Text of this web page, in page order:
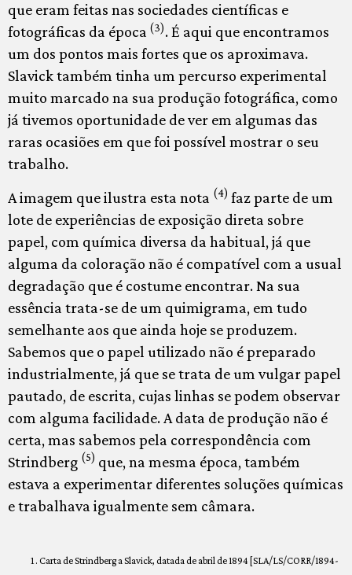
que eram feitas nas sociedades científicas e
fotográficas da época (3). É aqui que encontramos
um dos pontos mais fortes que os aproximava.
Slavick também tinha um percurso experimental
muito marcado na sua produção fotográfica, como
já tivemos oportunidade de ver em algumas das
raras ocasiões em que foi possível mostrar o seu
trabalho.
A imagem que ilustra esta nota (4) faz parte de um
lote de experiências de exposição direta sobre
papel, com química diversa da habitual, já que
alguma da coloração não é compatível com a usual
degradação que é costume encontrar. Na sua
essência trata-se de um quimigrama, em tudo
semelhante aos que ainda hoje se produzem.
Sabemos que o papel utilizado não é preparado
industrialmente, já que se trata de um vulgar papel
pautado, de escrita, cujas linhas se podem observar
com alguma facilidade. A data de produção não é
certa, mas sabemos pela correspondência com
Strindberg (5) que, na mesma época, também
estava a experimentar diferentes soluções químicas
e trabalhava igualmente sem câmara.
Carta de Strindberg a Slavick, datada de abril de 1894 [SLA/LS/CORR/1894-